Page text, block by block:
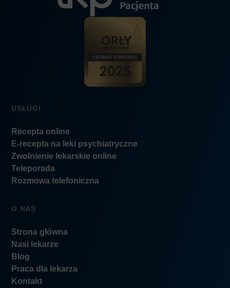
USŁUGI
Recepta online
E-recepta na leki psychiatryczne
Zwolnienie lekarskie online
Teleporada
Rozmowa telefoniczna
O NAS
Strona główna
Nasi lekarze
Blog
Praca dla lekarza
Kontakt